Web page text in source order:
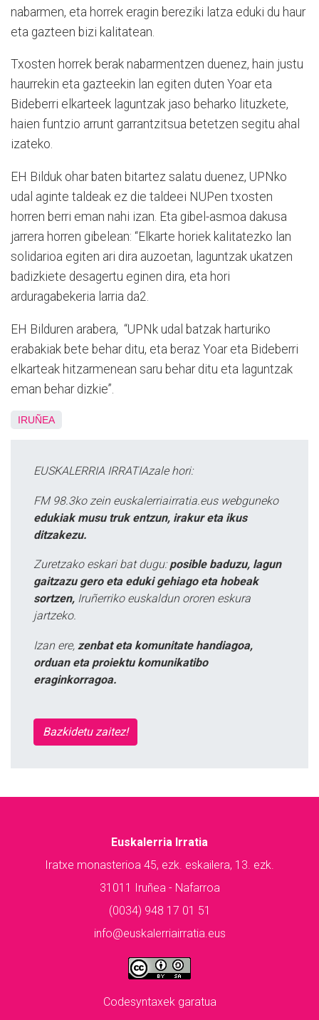
nabarmen, eta horrek eragin bereziki latza eduki du haur
eta gazteen bizi kalitatean.
Txosten horrek berak nabarmentzen duenez, hain justu
haurrekin eta gazteekin lan egiten duten Yoar eta
Bideberri elkarteek laguntzak jaso beharko lituzkete,
haien funtzio arrunt garrantzitsua betetzen segitu ahal
izateko.
EH Bilduk ohar baten bitartez salatu duenez, UPNko
udal aginte taldeak ez die taldeei NUPen txosten
horren berri eman nahi izan. Eta gibel-asmoa dakusa
jarrera horren gibelean: “Elkarte horiek kalitatezko lan
solidarioa egiten ari dira auzoetan, laguntzak ukatzen
badizkiete desagertu eginen dira, eta hori
arduragabekeria larria da2.
EH Bilduren arabera, “UPNk udal batzak harturiko
erabakiak bete behar ditu, eta beraz Yoar eta Bideberri
elkarteak hitzarmenean saru behar ditu eta laguntzak
eman behar dizkie”.
IRUÑEA
EUSKALERRIA IRRATIAzale hori:
FM 98.3ko zein euskalerriairratia.eus webguneko
edukiak musu truk entzun, irakur eta ikus
ditzakezu.
Zuretzako eskari bat dugu: posible baduzu, lagun
gaitzazu gero eta eduki gehiago eta hobeak
sortzen, Iruñerriko euskaldun ororen eskura
jartzeko.
Izan ere, zenbat eta komunitate handiagoa,
orduan eta proiektu komunikatibo
eraginkorragoa.
Bazkidetu zaitez!
Euskalerria Irratia
Iratxe monasterioa 45, ezk. eskailera, 13. ezk.
31011 Iruñea - Nafarroa
(0034) 948 17 01 51
info@euskalerriairratia.eus
Codesyntaxek garatua